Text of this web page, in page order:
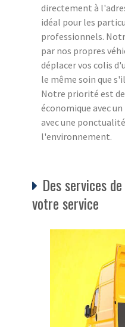
directement à
idéal pour les
professionnels.
par nos propres
déplacer vos colis
le même soin que
Notre priorité est
économique avec
avec une
l'environnement.
Des services
votre service